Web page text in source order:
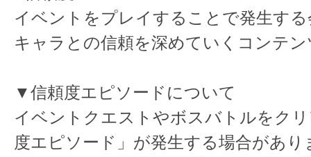
イベントをプレイすることで発生す
キャラとの信頼を深めていくコンテ
▼信頼度エピソードについて
イベントクエストやボスバトルをク
度エピソード」が発生する場合があり